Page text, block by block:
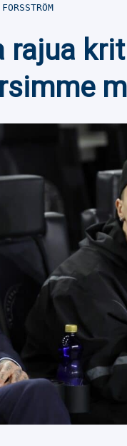
rajua